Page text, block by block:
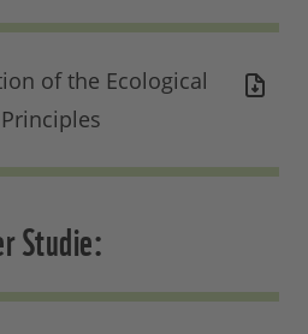
of the Ecological
Studie: